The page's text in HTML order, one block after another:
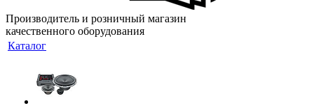
Производитель и розничный магазин
качественного оборудования
Каталог